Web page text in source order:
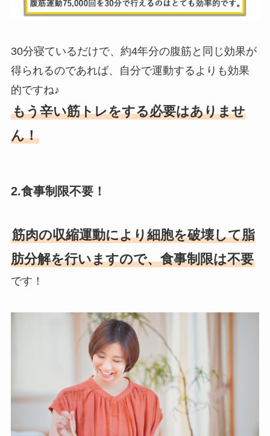
30分寝ているだけで、約4年分の腹筋と同じ効果が
得られるのであれば、自分で運動するよりも効果
的ですね♪
もう辛い筋トレをする必要はありませ
ん！
2.食事制限不要！
筋肉の収縮運動により細胞を破壊して脂
肪分解を行いますので、食事制限は不要
です！